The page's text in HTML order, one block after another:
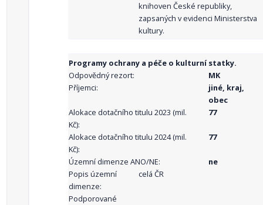
knihoven České republiky,
zapsaných v evidenci Ministerstva
kultury.
Programy ochrany a péče o kulturní statky.
Odpovědný rezort:
MK
Příjemci:
jiné, kraj,
obec
Alokace dotačního titulu 2023 (mil.
Kč):
77
Alokace dotačního titulu 2024 (mil.
Kč):
77
Územní dimenze ANO/NE:
ne
Popis územní
dimenze:
celá ČR
Podporované